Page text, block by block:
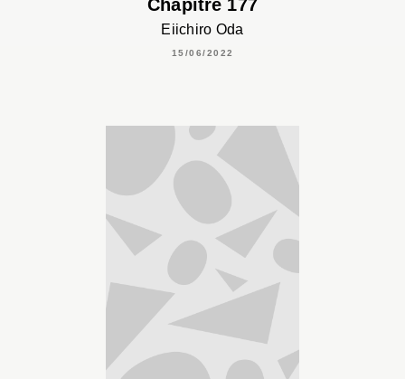
Chapitre 177
Eiichiro Oda
15/06/2022